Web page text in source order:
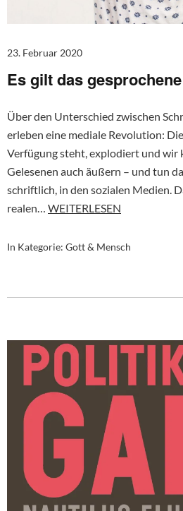
23. Februar 2020
Es gilt das
Über den Unterschied zwischen
erleben eine mediale Revolution:
Verfügung steht, explodiert und wir
Gelesenen auch äußern – und tun
schriftlich, in den sozialen Medien.
realen… WEITERLESEN
In Kategorie: Gott & Mensch